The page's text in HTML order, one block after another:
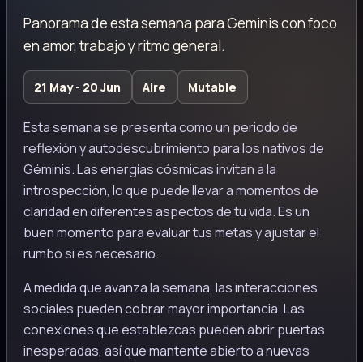
Panorama de esta semana para Geminis con foco
en amor, trabajo y ritmo general.
21 May - 20 Jun Aire Mutable
Esta semana se presenta como un periodo de
reflexión y autodescubrimiento para los nativos de
Géminis. Las energías cósmicas invitan a la
introspección, lo que puede llevar a momentos de
claridad en diferentes aspectos de tu vida. Es un
buen momento para evaluar tus metas y ajustar el
rumbo si es necesario.
A medida que avanza la semana, las interacciones
sociales pueden cobrar mayor importancia. Las
conexiones que establezcas pueden abrir puertas
inesperadas, así que mantente abierto a nuevas